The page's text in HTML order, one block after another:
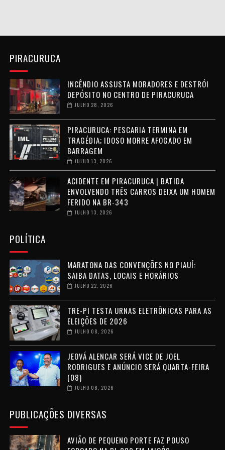
PIRACURUCA
INCÊNDIO ASSUSTA MORADORES E DESTRÓI
DEPÓSITO NO CENTRO DE PIRACURUCA
JULHO 28, 2026
PIRACURUCA: PESCARIA TERMINA EM
TRAGÉDIA; IDOSO MORRE AFOGADO EM
BARRAGEM
JULHO 13, 2026
ACIDENTE EM PIRACURUCA | BATIDA
ENVOLVENDO TRÊS CARROS DEIXA UM HOMEM
FERIDO NA BR-343
JULHO 13, 2026
POLÍTICA
MARATONA DAS CONVENÇÕES NO PIAUÍ:
SAIBA DATAS, LOCAIS E HORÁRIOS
JULHO 22, 2026
TRE-PI TESTA URNAS ELETRÔNICAS PARA AS
ELEIÇÕES DE 2026
JULHO 08, 2026
JEOVÁ ALENCAR SERÁ VICE DE JOEL
RODRIGUES E ANÚNCIO SERÁ QUARTA-FEIRA
(08)
JULHO 08, 2026
PUBLICAÇÕES DIVERSAS
AVIÃO DE PEQUENO PORTE FAZ POUSO